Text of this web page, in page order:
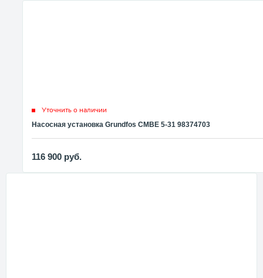
Уточнить о наличии
Насосная установка Grundfos CMBE 5-31 98374703
116 900 руб.